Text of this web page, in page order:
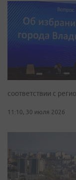
соответствии с
11:10, 30 июля 2026